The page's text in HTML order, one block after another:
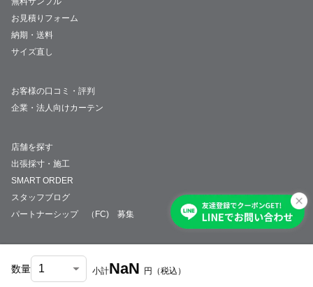
数量 小計NaN 円 （税込）
お見積りフォーム
納期・送料
サイズ直し
お客様の口コミ・評判
企業・法人向けカーテン
店舗を探す
出張採寸・施工
SMART ORDER
スタッフブログ
パートナーシップ （FC) 募集
会社概要 採用情報特定商取引法について